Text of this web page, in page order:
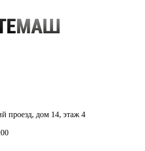
проезд, дом 14, этаж 4